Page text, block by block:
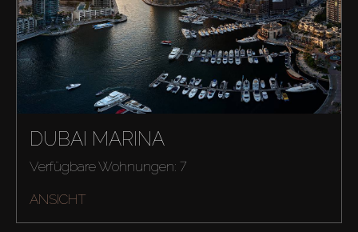
Kaufen
DUBAI MARINA
Verfügbare Wohnungen: 7
ANSICHT